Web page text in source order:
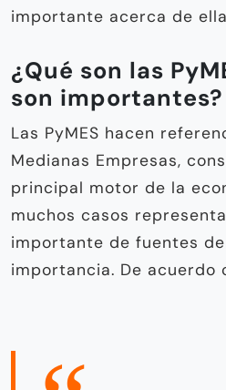
importante acerca de
¿Qué son las
son importantes?
Las PyMES hacen
Medianas Empresas,
principal motor de la
muchos casos
importante de fuentes
importancia. De acuerdo